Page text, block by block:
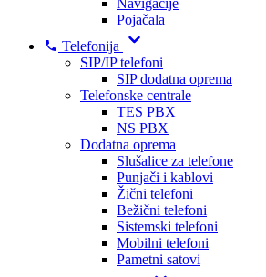
Navigacije
Pojačala
Telefonija
SIP/IP telefoni
SIP dodatna oprema
Telefonske centrale
TES PBX
NS PBX
Dodatna oprema
Slušalice za telefone
Punjači i kablovi
Žični telefoni
Bežični telefoni
Sistemski telefoni
Mobilni telefoni
Pametni satovi